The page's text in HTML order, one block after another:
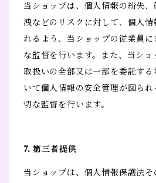
当ショップは、個人情報の紛失
洩などのリスクに対して、個人情
れるよう、当ショップの従業員
な監督を行います。また、当ショ
取扱いの全部又は一部を委託す
いて個人情報の安全管理が図ら
切な監督を行います。
7. 第三者提供
当ショップは、個人情報保護法